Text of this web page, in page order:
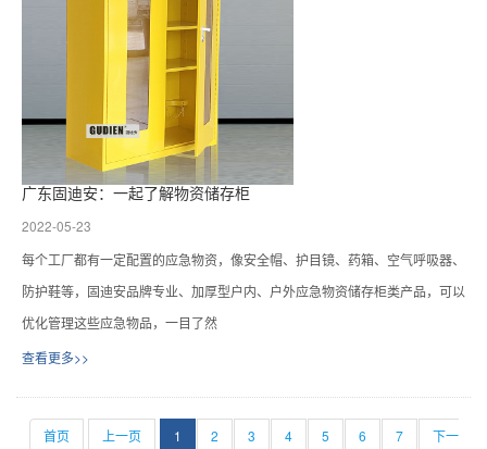
广东固迪安：一起了解物资储存柜
2022-05-23
每个工厂都有一定配置的应急物资，像安全帽、护目镜、药箱、空气呼吸器、
防护鞋等，固迪安品牌专业、加厚型户内、户外应急物资储存柜类产品，可以
优化管理这些应急物品，一目了然
查看更多>>
首页 上一页 1 2 3 4 5 6 7
下一